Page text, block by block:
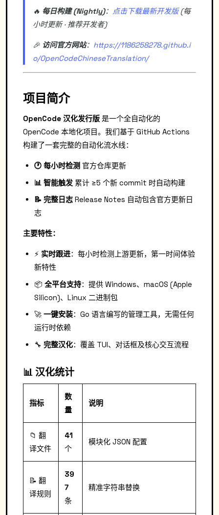
🔥 每日构建 (Nightly)： 点击下载最新开发版(每
小时更新 · 推荐开发者)
🎉 访问官方网站： https://1186258278.github.i
o/OpenCodeChineseTranslation/
项目简介
OpenCode 汉化发行版 是一个全自动化的
OpenCode 本地化项目。我们基于 GitHub Actions
构建了一套完整的自动化流水线：
🕐 每小时检测 官方仓库更新
📊 智能触发累计 ≥5 个新 commit 时自动构建
📝 完整日志Release Notes 自动包含官方更新日
志
主要特性：
⚡️ 实时跟进：每小时检测上游更新，第一时间体验
新特性
📦 全平台支持：提供 Windows、macOS (Apple
Silicon)、Linux 二进制包
🚀 一键安装：Go 语言编写的管理工具，无需任何
运行时依赖
🔧 完整汉化：覆盖 TUI、对话框及核心交互流程
📊 汉化统计
指标
数
量
说明
📁 翻
译文件
41
个
模块化 JSON 配置
📝 翻
译规则
39
7
条
精准字符串替换